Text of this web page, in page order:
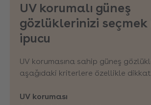
UV korumalı güneş
gözlüklerinizi seçmek
ipucu
UV korumasına sahip güneş
aşağıdaki kriterlere özellikle
UV koruması